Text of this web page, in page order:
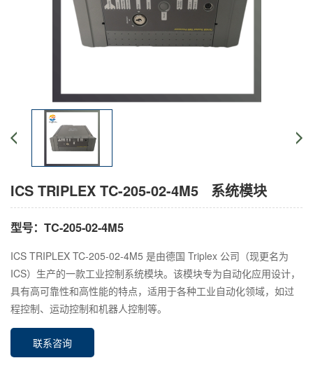
ICS TRIPLEX TC-205-02-4M5 系统模块
型号：TC-205-02-4M5
ICS TRIPLEX TC-205-02-4M5 是由德国 Triplex 公司（现更名为
ICS）生产的一款工业控制系统模块。该模块专为自动化应用设计，
具有高可靠性和高性能的特点，适用于各种工业自动化领域，如过
程控制、运动控制和机器人控制等。
联系咨询